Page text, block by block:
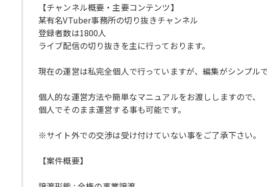
【チャンネル概要・主要コンテンツ】
某有名VTuber事務所の切り抜きチャンネル
登録者数は1800人
ライブ配信の切り抜きを主に行っております。
現在の運営は私完全個人で行っていますが、編集がシンプル
個人的な運営方法や簡単なマニュアルをお渡ししますので、
個人でそのまま運営する事も可能です。
※サイト外での交渉は受け付けていない事をご了承下さい。
【案件概要】